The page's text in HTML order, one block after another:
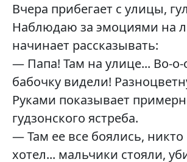
Вчера прибегает с улицы,
Наблюдаю за эмоциями на
начинает рассказывать:
— Папа! Там на улице... Во-о-
бабочку видели!
Руками показывает
гудзонского ястреба.
— Там ее все боялись,
хотел... мальчики стояли,